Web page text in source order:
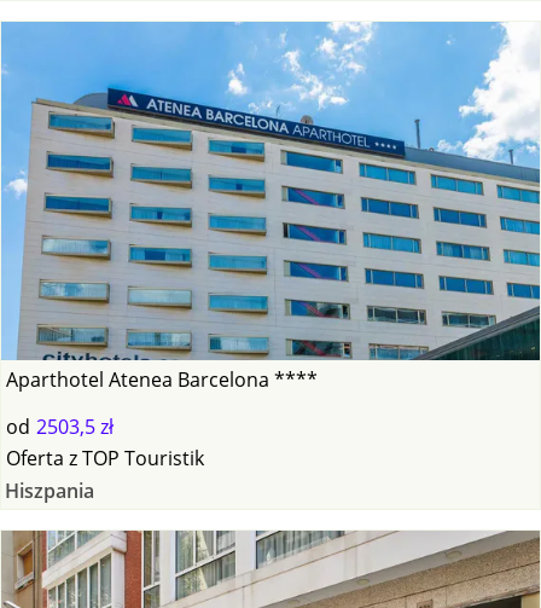
Aparthotel Atenea Barcelona ****
od 2503,5 zł
Oferta zTOP Touristik
Hiszpania